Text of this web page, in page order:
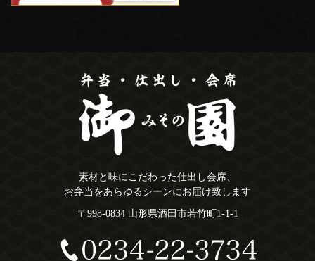
素材と味にこだわった仕出し会席、
お弁当をあらゆるシーンにお届け致します
〒998-0834 山形県酒田市若竹町1-1-1